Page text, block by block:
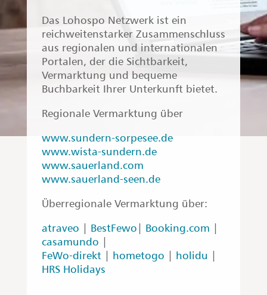
Das Lohospo Netzwerk ist ein
reichweitenstarker Zusammenschluss
aus regionalen und internationalen
Portalen, der die Sichtbarkeit,
Vermarktung und bequeme
Buchbarkeit Ihrer Unterkunft bietet.
Regionale Vermarktung über
www.sundern-sorpesee.de
www.wista-sundern.de
www.sauerland.com
www.sauerland-seen.de
Überregionale Vermarktung über:
atraveo
BestFewo Booking.com
casamundo
FeWo-direkt
hometogo holidu
HRS Holidays